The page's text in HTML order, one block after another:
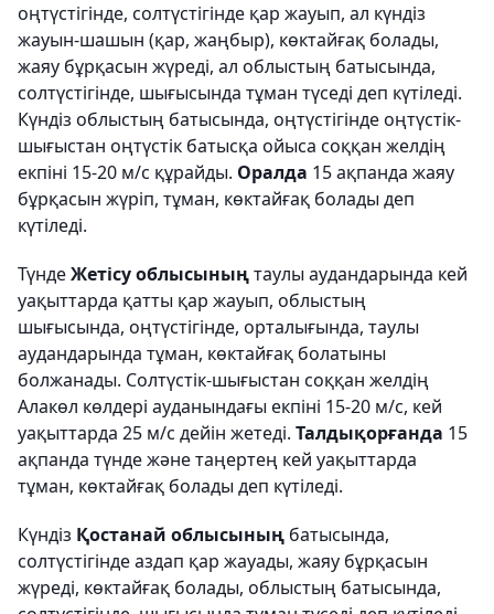
оңтүстігінде, солтүстігінде қар жауып, ал күндіз
жауын-шашын (қар, жаңбыр), көктайғақ болады,
жаяу бұрқасын жүреді, ал облыстың батысында,
солтүстігінде, шығысында тұман түседі деп күтіледі.
Күндіз облыстың батысында, оңтүстігінде оңтүстік-
шығыстан оңтүстік батысқа ойыса соққан желдің
екпіні 15-20 м/с құрайды. Оралда 15 ақпанда жаяу
бұрқасын жүріп, тұман, көктайғақ болады деп
күтіледі.
ТүндеЖетісу облысыныңтаулы аудандарында кей
уақыттарда қатты қар жауып, облыстың
шығысында, оңтүстігінде, орталығында, таулы
аудандарында тұман, көктайғақ болатыны
болжанады. Солтүстік-шығыстан соққан желдің
Алакөл көлдері ауданындағы екпіні 15-20 м/с, кей
уақыттарда 25 м/с дейін жетеді. Талдықорғанда 15
ақпанда түнде және таңертең кей уақыттарда
тұман, көктайғақ болады деп күтіледі.
Күндіз Қостанай облысының батысында,
солтүстігінде аздап қар жауады, жаяу бұрқасын
жүреді, көктайғақ болады, облыстың батысында,